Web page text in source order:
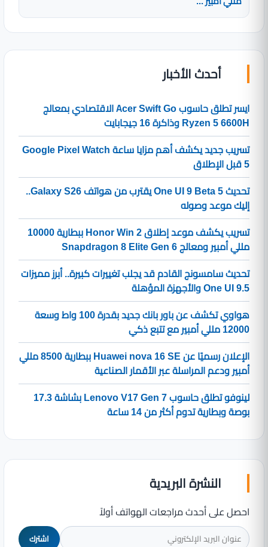
أحدث الأخبار
ايسر تطلق حاسوب Acer Swift Go الاقتصادي بمعالج
Ryzen 5 6600H وذاكرة 16 جيجابايت
تسريب جديد يكشف أهم مزايا ساعة Google Pixel Watch
5 قبل الإطلاق
تحديث One UI 9 Beta 5 يقترب من هواتف Galaxy S26..
إليك موعد وصوله
تسريب يكشف موعد إطلاق Honor Win 2 ببطارية 10000
مللي أمبير ومعالج Snapdragon 8 Elite Gen 6
تحديث سامسونج القادم قد يجلب تغييرات كبيرة.. أبرز مميزات
One UI 9.5 والأجهزة المؤهلة
هواوي تكشف عن باور بانك جديد بقدرة 100 واط وسعة
12000 مللي أمبير مع تتبع ذكي
الإعلان رسميًا عن Huawei nova 16 SE ببطارية 8500 مللي
أمبير ودعم المراسلة عبر الأقمار الصناعية
لينوفو تطلق حاسوب Lenovo V17 Gen 7 بشاشة 17.3
بوصة وبطارية تدوم أكثر من 14 ساعة
النشرة البريدية
احصل على أحدث مراجعات الهواتف أولاً
اشترك